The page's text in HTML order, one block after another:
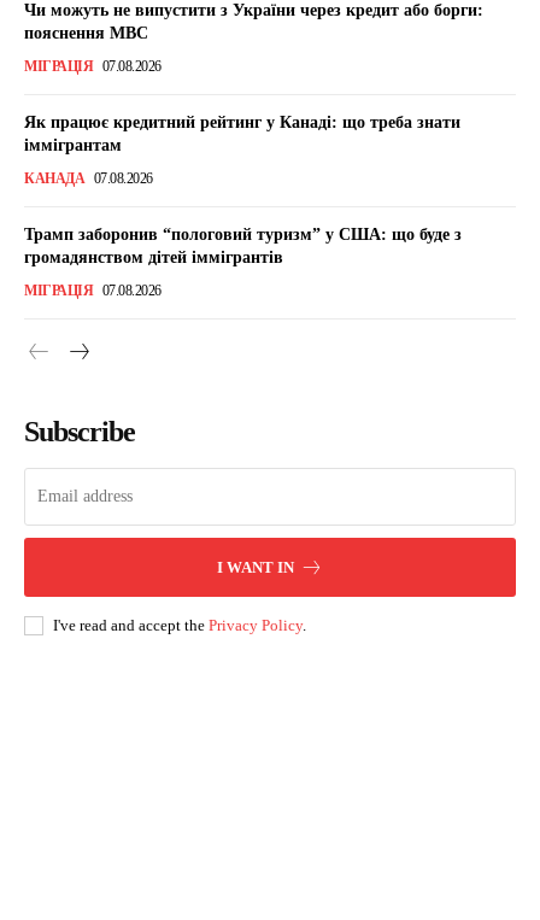
Чи можуть не випустити з України через кредит або борги:
пояснення МВС
МІГРАЦІЯ 07.08.2026
Як працює кредитний рейтинг у Канаді: що треба знати
іммігрантам
КАНАДА 07.08.2026
Трамп заборонив “пологовий туризм” у США: що буде з
громадянством дітей іммігрантів
МІГРАЦІЯ 07.08.2026
Subscribe
I WANT IN
I've read and accept the Privacy Policy.